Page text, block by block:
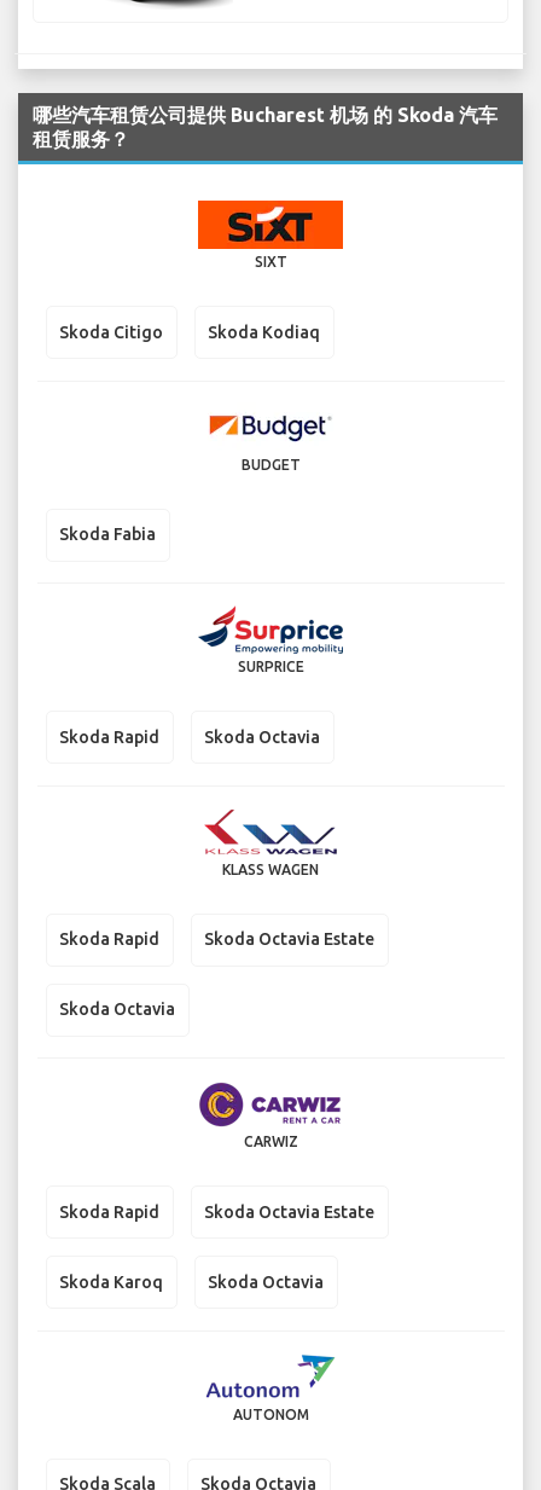
哪些汽车租赁公司提供 Bucharest 机场 的 Skoda 汽车
租赁服务？
SIXT
Skoda Citigo Skoda Kodiaq
BUDGET
Skoda Fabia
SURPRICE
Skoda Rapid Skoda Octavia
KLASS WAGEN
Skoda Rapid Skoda Octavia Estate
Skoda Octavia
CARWIZ
Skoda Rapid Skoda Octavia Estate
Skoda Karoq Skoda Octavia
AUTONOM
Skoda Scala Skoda Octavia